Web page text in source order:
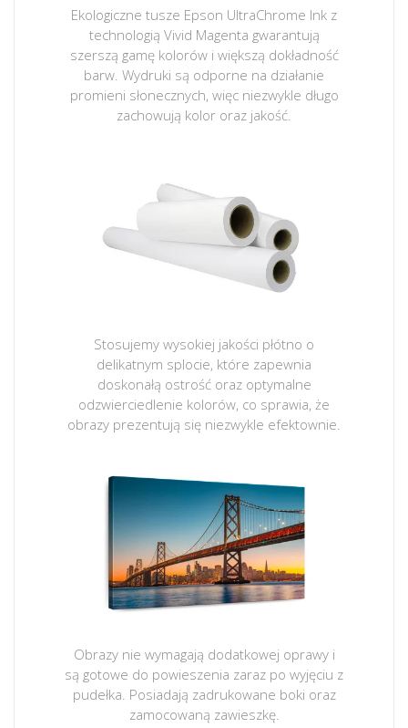
Ekologiczne tusze Epson UltraChrome Ink z
technologią Vivid Magenta gwarantują
szerszą gamę kolorów i większą dokładność
barw. Wydruki są odporne na działanie
promieni słonecznych, więc niezwykle długo
zachowują kolor oraz jakość.
Stosujemy wysokiej jakości płótno o
delikatnym splocie, które zapewnia
doskonałą ostrość oraz optymalne
odzwierciedlenie kolorów, co sprawia, że
obrazy prezentują się niezwykle efektownie.
Obrazy nie wymagają dodatkowej oprawy i
są gotowe do powieszenia zaraz po wyjęciu z
pudełka. Posiadają zadrukowane boki oraz
zamocowaną zawieszkę.